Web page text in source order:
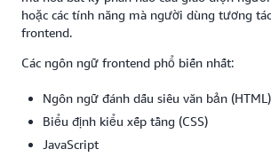
hoặc các tính năng mà người dùng tương
frontend.
Các ngôn ngữ frontend phổ biến nhất:
Ngôn ngữ đánh dấu siêu văn bản (HTML)
Biểu định kiểu xếp tầng (CSS)
JavaScript